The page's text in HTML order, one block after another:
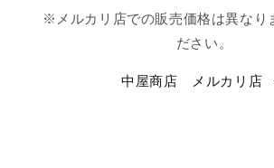
※メルカリ店での販売価格は異なり
ださい。
中屋商店 メルカリ店